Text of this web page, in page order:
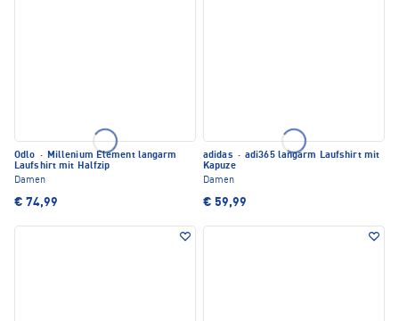
Odlo · Millenium Element langarm
Laufshirt mit Halfzip
Damen
€ 74,99
adidas · adi365 langarm Laufshirt mit
Kapuze
Damen
€ 59,99